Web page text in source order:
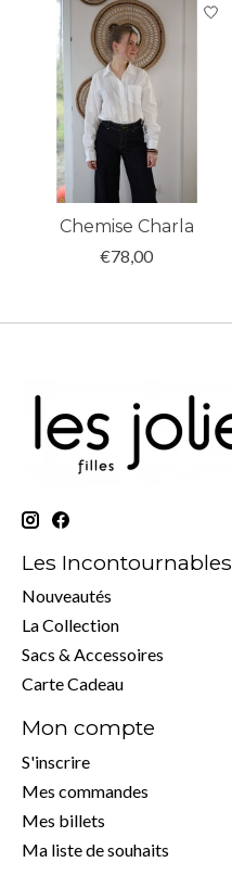
Chemise Charla
€78,00
Les Incontournables
Nouveautés
La Collection
Sacs & Accessoires
Carte Cadeau
Mon compte
S'inscrire
Mes commandes
Mes billets
Ma liste de souhaits